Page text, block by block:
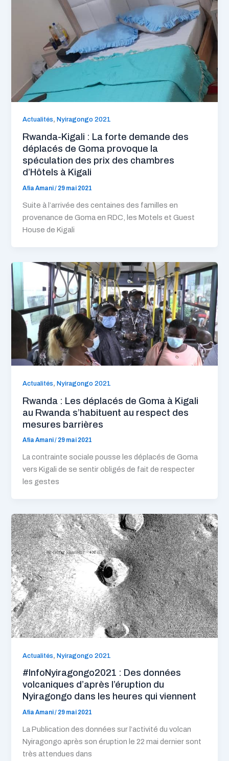
Actualités,Nyiragongo 2021
Rwanda-Kigali : La forte demande des
déplacés de Goma provoque la
spéculation des prix des chambres
d’Hôtels à Kigali
Afia Amani/ 29 mai 2021
Suite à l’arrivée des centaines des familles en
provenance de Goma en RDC, les Motels et Guest
House de Kigali
Actualités,Nyiragongo 2021
Rwanda : Les déplacés de Goma à Kigali
au Rwanda s’habituent au respect des
mesures barrières
Afia Amani/ 29 mai 2021
La contrainte sociale pousse les déplacés de Goma
vers Kigali de se sentir obligés de fait de respecter
les gestes
Actualités,Nyiragongo 2021
#InfoNyiragongo2021 : Des données
volcaniques d’après l’éruption du
Nyiragongo dans les heures qui viennent
Afia Amani/ 29 mai 2021
La Publication des données sur l’activité du volcan
Nyiragongo après son éruption le 22 mai dernier sont
très attendues dans